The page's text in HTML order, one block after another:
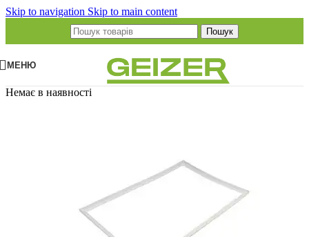
Skip to navigation Skip to main content
Пошук
МЕНЮ
Немає в наявності